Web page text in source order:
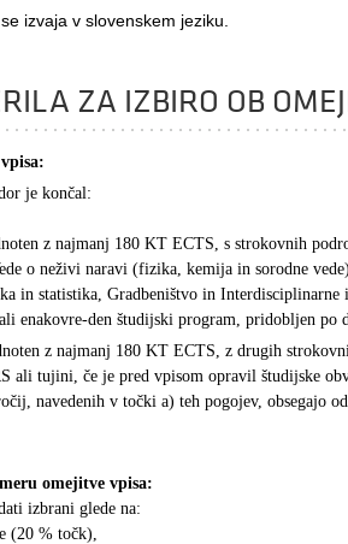
izvaja v slovenskem jeziku.
ZA IZBIRO OB
je končal:
z najmanj 180 KT ECTS, s strokovnih
o neživi naravi (fizika, kemija in sorodne
in statistika, Gradbeništvo in
enakovre-den študijski program, pridobljen po
z najmanj 180 KT ECTS, z drugih
ali tujini, če je pred vpisom opravil študijske
navedenih v točki a) teh pogojev, obsegajo
omejitve vpisa:
izbrani glede na:
(20 % točk),